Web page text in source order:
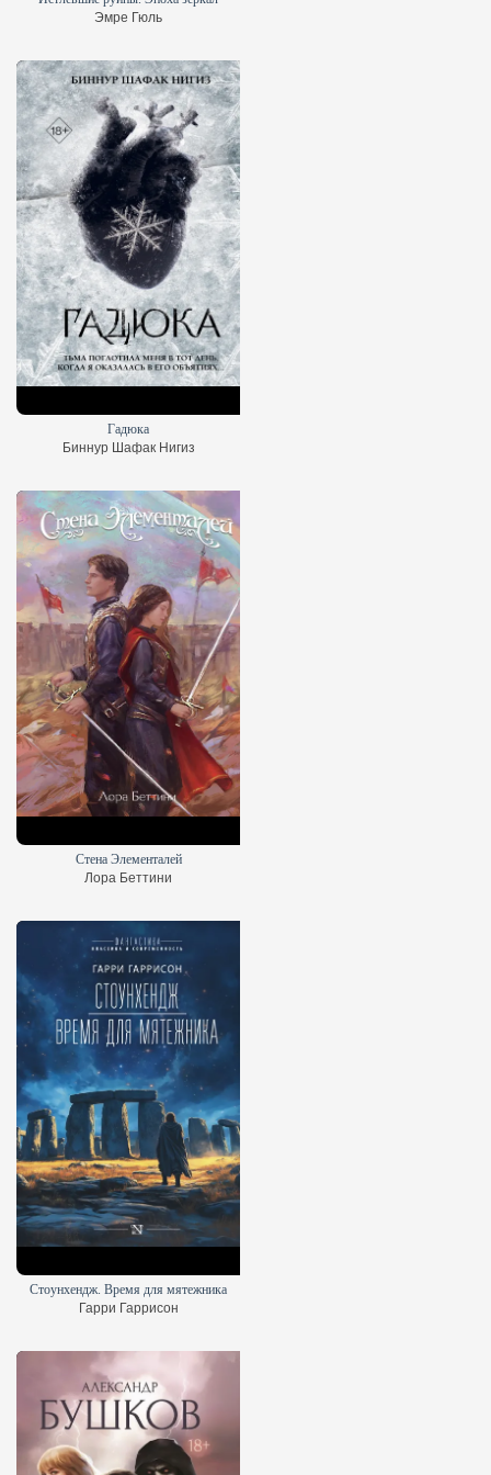
Эмре Гюль
Гадюка
Биннур Шафак Нигиз
Стена Элементалей
Лора Беттини
Стоунхендж. Время для мятежника
Гарри Гаррисон